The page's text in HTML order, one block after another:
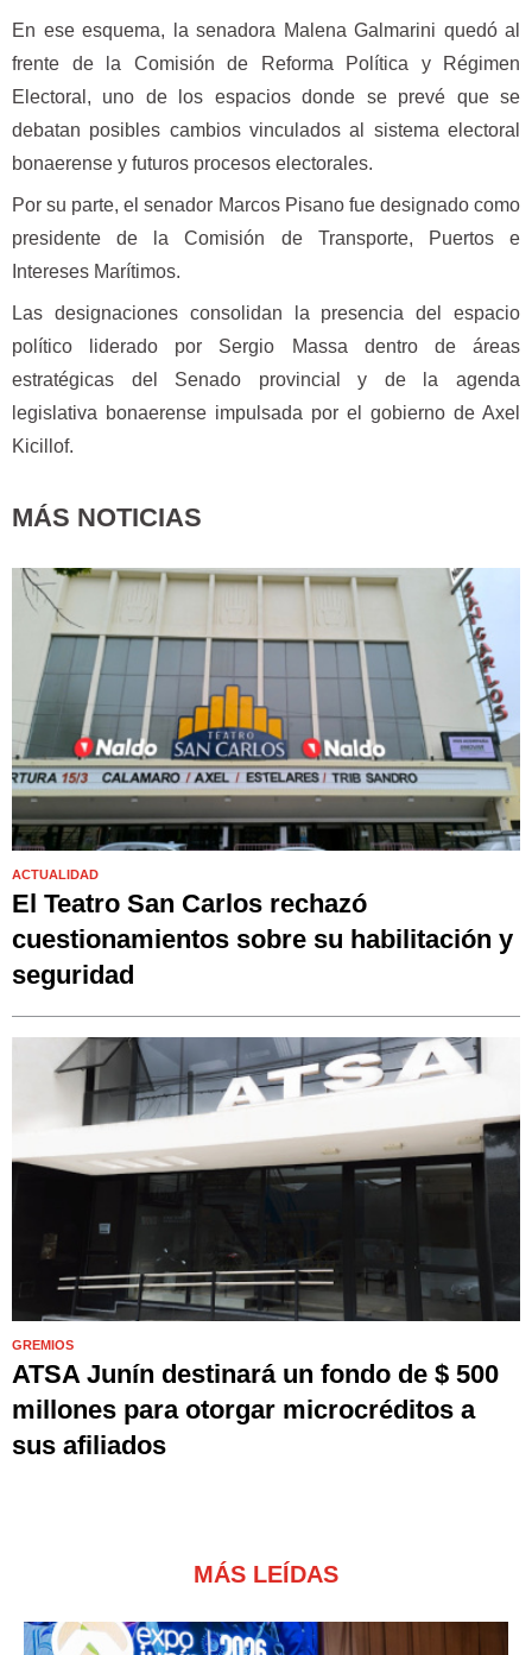
En ese esquema, la senadora Malena Galmarini quedó al
frente de la Comisión de Reforma Política y Régimen
Electoral, uno de los espacios donde se prevé que se
debatan posibles cambios vinculados al sistema electoral
bonaerense y futuros procesos electorales.
Por su parte, el senador Marcos Pisano fue designado como
presidente de la Comisión de Transporte, Puertos e
Intereses Marítimos.
Las designaciones consolidan la presencia del espacio
político liderado por Sergio Massa dentro de áreas
estratégicas del Senado provincial y de la agenda
legislativa bonaerense impulsada por el gobierno de Axel
Kicillof.
MÁS NOTICIAS
ACTUALIDAD
El Teatro San Carlos rechazó
cuestionamientos sobre su habilitación y
seguridad
GREMIOS
ATSA Junín destinará un fondo de $ 500
millones para otorgar microcréditos a
sus afiliados
MÁS LEÍDAS